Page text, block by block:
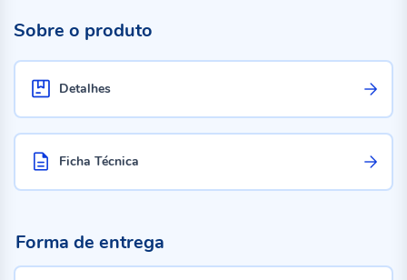
Sobre o produto
Detalhes
Ficha Técnica
Forma de entrega